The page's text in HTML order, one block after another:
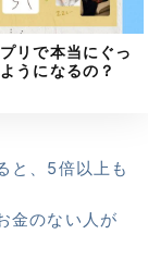
リで本当にぐっ
うになるの？
と、5倍以上も
金のない人が